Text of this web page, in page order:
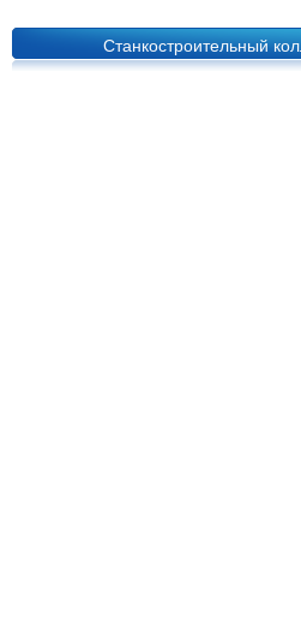
Станкостроительный